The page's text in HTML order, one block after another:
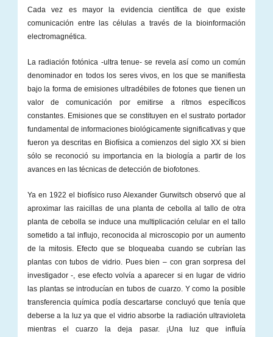
Cada vez es mayor la evidencia científica de que existe
comunicación entre las células a través de la bioinformación
electromagnética.
La radiación fotónica -ultra tenue- se revela así como un común
denominador en todos los seres vivos, en los que se manifiesta
bajo la forma de emisiones ultradébiles de fotones que tienen un
valor de comunicación por emitirse a ritmos específicos
constantes. Emisiones que se constituyen en el sustrato portador
fundamental de informaciones biológicamente significativas y que
fueron ya descritas en Biofísica a comienzos del siglo XX si bien
sólo se reconoció su importancia en la biología a partir de los
avances en las técnicas de detección de biofotones.
Ya en 1922 el biofísico ruso Alexander Gurwitsch observó que al
aproximar las raicillas de una planta de cebolla al tallo de otra
planta de cebolla se induce una multiplicación celular en el tallo
sometido a tal influjo, reconocida al microscopio por un aumento
de la mitosis. Efecto que se bloqueaba cuando se cubrían las
plantas con tubos de vidrio. Pues bien – con gran sorpresa del
investigador -, ese efecto volvía a aparecer si en lugar de vidrio
las plantas se introducían en tubos de cuarzo. Y como la posible
transferencia química podía descartarse concluyó que tenía que
deberse a la luz ya que el vidrio absorbe la radiación ultravioleta
mientras el cuarzo la deja pasar. ¡Una luz que influía